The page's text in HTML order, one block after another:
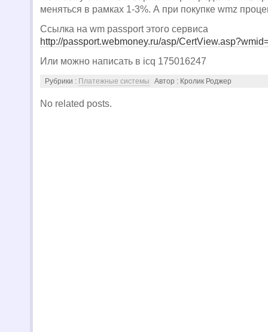
меняться в рамках 1-3%. А при покупке wmz
Ссылка на wm passport этого сервиса
http://passport.webmoney.ru/asp/
Или можно написать в icq 175016247
Рубрики : Платежные системы Автор : Кролик Роджер
No related posts.